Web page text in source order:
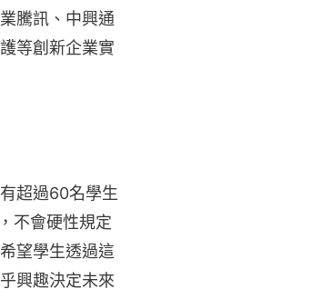
騰訊、中興通
等創新企業實
超過60名學生
不會硬性規定
望學生透過這
興趣決定未來